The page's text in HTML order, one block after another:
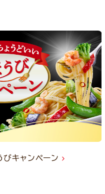
キャンペーン